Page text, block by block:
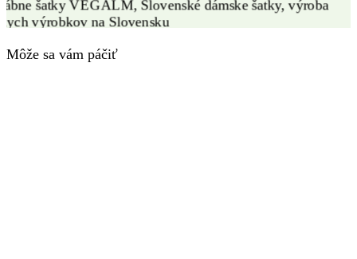
Môže sa vám páčiť